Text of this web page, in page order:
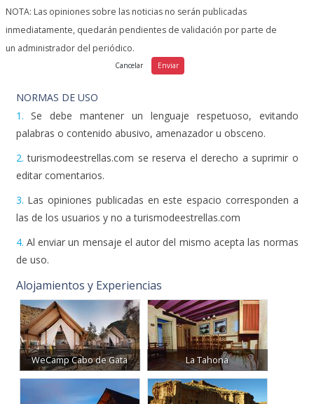
NOTA: Las opiniones sobre las noticias no serán publicadas
inmediatamente, quedarán pendientes de validación por parte de
un administrador del periódico.
NORMAS DE USO
1. Se debe mantener un lenguaje respetuoso, evitando
palabras o contenido abusivo, amenazador u obsceno.
2. turismodeestrellas.com se reserva el derecho a suprimir o
editar comentarios.
3. Las opiniones publicadas en este espacio corresponden a
las de los usuarios y no a turismodeestrellas.com
4. Al enviar un mensaje el autor del mismo acepta las normas
de uso.
Alojamientos y Experiencias
WeCamp Cabo de Gata La Tahona